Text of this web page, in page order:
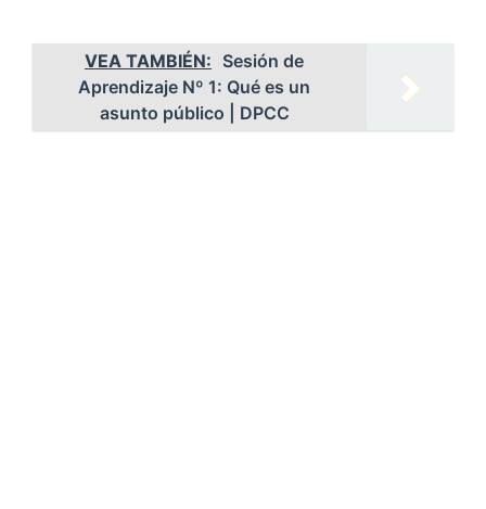
VEA TAMBIÉN: Sesión de
Aprendizaje Nº 1: Qué es un
asunto público | DPCC